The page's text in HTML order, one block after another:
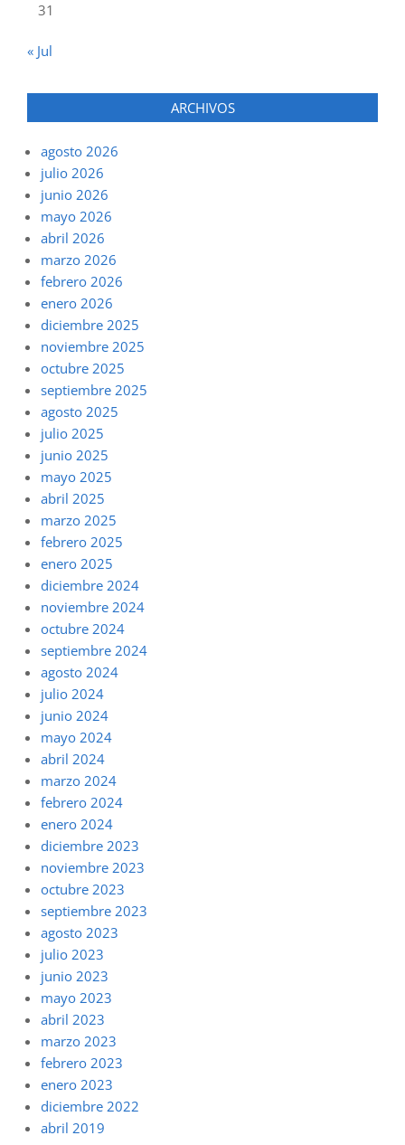
31
« Jul
ARCHIVOS
agosto 2026
julio 2026
junio 2026
mayo 2026
abril 2026
marzo 2026
febrero 2026
enero 2026
diciembre 2025
noviembre 2025
octubre 2025
septiembre 2025
agosto 2025
julio 2025
junio 2025
mayo 2025
abril 2025
marzo 2025
febrero 2025
enero 2025
diciembre 2024
noviembre 2024
octubre 2024
septiembre 2024
agosto 2024
julio 2024
junio 2024
mayo 2024
abril 2024
marzo 2024
febrero 2024
enero 2024
diciembre 2023
noviembre 2023
octubre 2023
septiembre 2023
agosto 2023
julio 2023
junio 2023
mayo 2023
abril 2023
marzo 2023
febrero 2023
enero 2023
diciembre 2022
abril 2019